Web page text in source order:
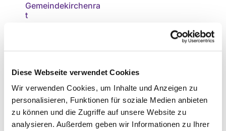
Diese Webseite verwendet Cookies
Wir verwenden Cookies, um Inhalte und Anzeigen zu
personalisieren, Funktionen für soziale Medien anbieten
zu können und die Zugriffe auf unsere Website zu
analysieren. Außerdem geben wir Informationen zu Ihrer
Gemeindekirchenra
t
Kontoverbindu
Mehr erfahren